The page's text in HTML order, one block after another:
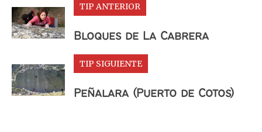
TIP ANTERIOR
Bloques de La Cabrera
TIP SIGUIENTE
Peñalara (Puerto de Cotos)